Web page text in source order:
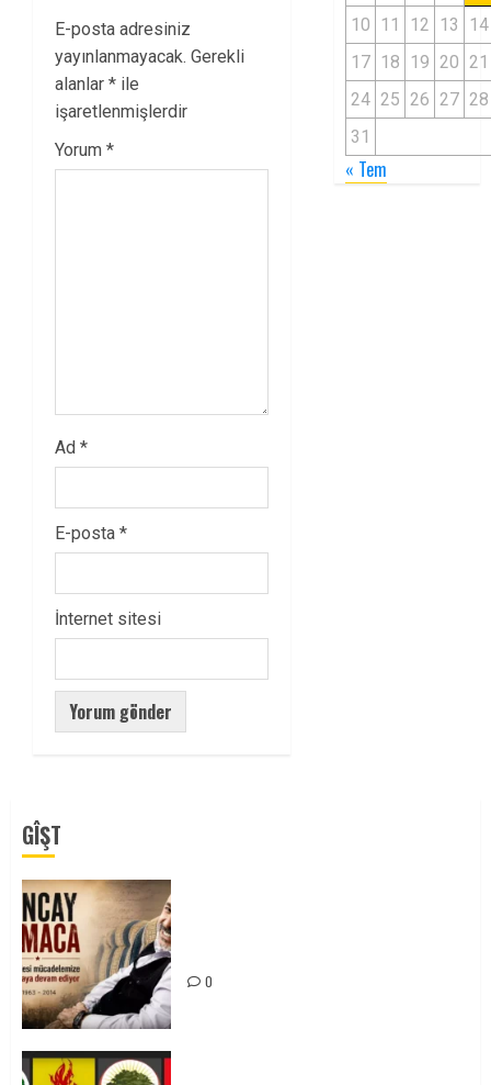
E-posta adresiniz
yayınlanmayacak. Gerekli
alanlar * ile
işaretlenmişlerdir
Yorum *
Ad *
E-posta *
İnternet sitesi
10 11 12 13
14
17 18 19 20 21
24 25 26 27 28
31
« Tem
GÎŞT
0